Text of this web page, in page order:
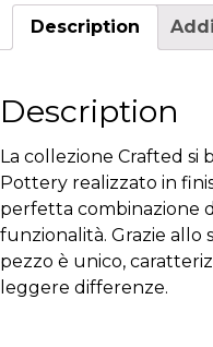
quantity
Description
Description
La collezione Crafted si
Pottery realizzato in
perfetta combinazione
funzionalità. Grazie allo
pezzo è unico,
leggere differenze.